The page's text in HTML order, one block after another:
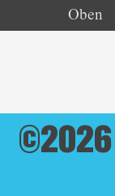
Oben
©2026